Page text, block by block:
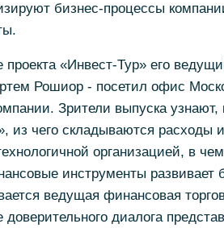
бизнес-процессы
«Инвест-Тур» его
Рошиор - посетил офис
Зрители выпуска узнают,
из чего складываются расходы
организацией, в
инструменты
ведущая финансовая
доверительного диалога